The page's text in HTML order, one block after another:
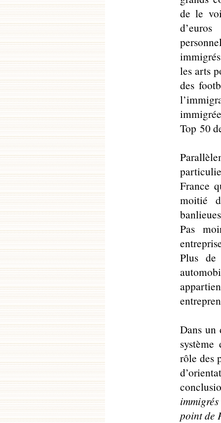
de le
les arts
des
Top 50
France
moitié
Pas
Plus
Dans un
rôle des
point de